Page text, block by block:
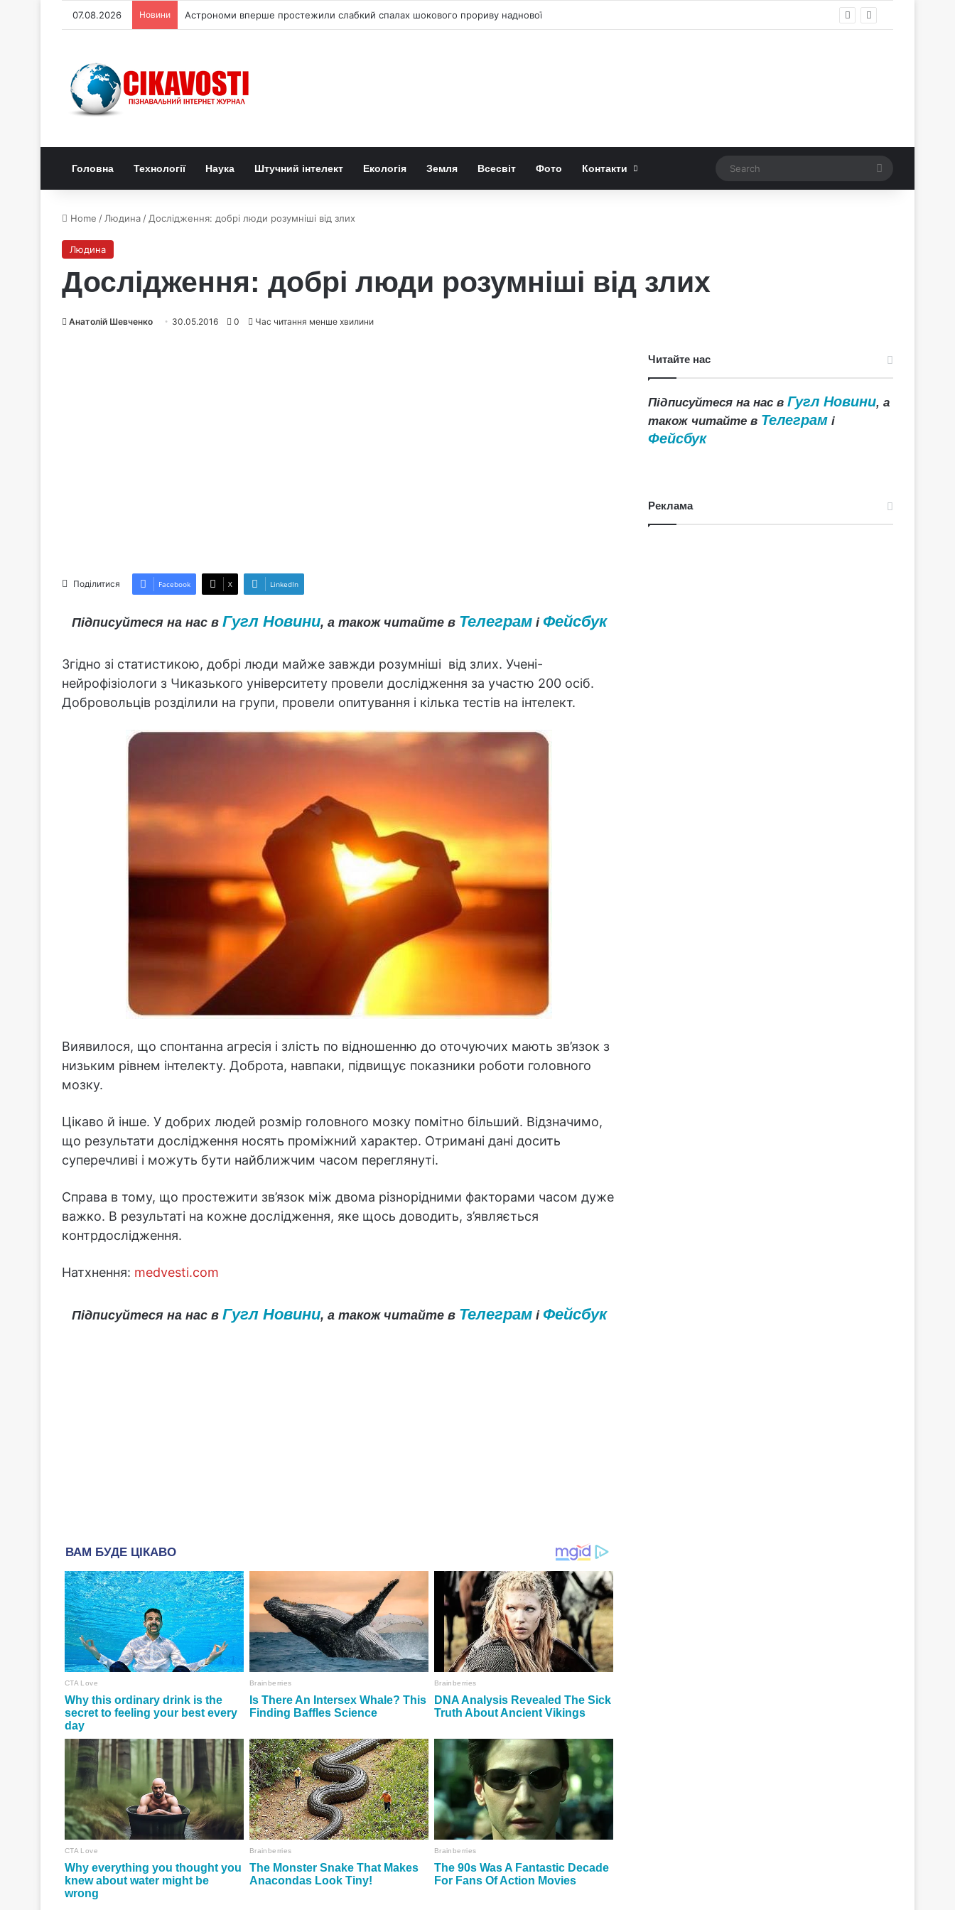
07.08.2026 Новини Астрономи вперше простежили слабкий спалах шокового прориву наднової
Головна Технології Наука Штучний інтелект Екологія Земля Всесвіт Фото Контакти Search
Home / Людина / Дослідження: добрі люди розумніші від злих
Людина
Дослідження: добрі люди розумніші від злих
Анатолій Шевченко 30.05.2016 0 Час читання менше хвилини
Поділитися Facebook X LinkedIn
Підписуйтеся на нас в Гугл Новини, а також читайте в Телеграмі Фейсбук
Згідно зі статистикою, добрі люди майже завжди розумніші від злих. Учені-
нейрофізіологи з Чиказького університету провели дослідження за участю 200 осіб.
Добровольців розділили на групи, провели опитування і кілька тестів на інтелект.
Виявилося, що спонтанна агресія і злість по відношенню до оточуючих мають зв’язок з
низьким рівнем інтелекту. Доброта, навпаки, підвищує показники роботи головного
мозку.
Цікаво й інше. У добрих людей розмір головного мозку помітно більший. Відзначимо,
що результати дослідження носять проміжний характер. Отримані дані досить
суперечливі і можуть бути найближчим часом переглянуті.
Справа в тому, що простежити зв’язок між двома різнорідними факторами часом дуже
важко. В результаті на кожне дослідження, яке щось доводить, з’являється
контрдослідження.
Натхнення: medvesti.com
Підписуйтеся на нас в Гугл Новини, а також читайте в Телеграмі Фейсбук
Читайте нас
Підписуйтеся на нас вГугл Новини, а
також читайте в Телеграм і
Фейсбук
Реклама